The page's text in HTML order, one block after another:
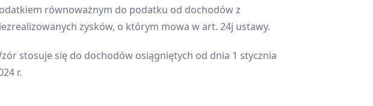
równoważnym do podatku od dochodów z
zysków, o którym mowa w art. 24j ustawy.
stosuje się do dochodów osiągniętych od dnia 1 stycznia
r.